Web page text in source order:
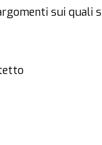
sui quali